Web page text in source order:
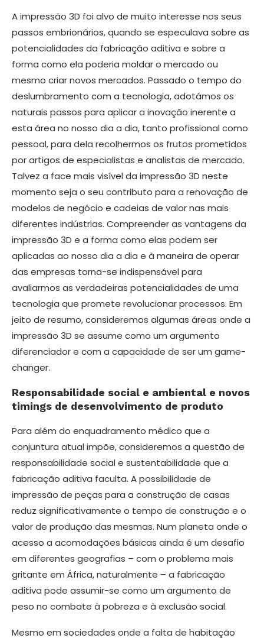
A impressão 3D foi alvo de muito interesse nos seus
passos embrionários, quando se especulava sobre as
potencialidades da fabricação aditiva e sobre a
forma como ela poderia moldar o mercado ou
mesmo criar novos mercados. Passado o tempo do
deslumbramento com a tecnologia, adotámos os
naturais passos para aplicar a inovação inerente a
esta área no nosso dia a dia, tanto profissional como
pessoal, para dela recolhermos os frutos prometidos
por artigos de especialistas e analistas de mercado.
Talvez a face mais visível da impressão 3D neste
momento seja o seu contributo para a renovação de
modelos de negócio e cadeias de valor nas mais
diferentes indústrias. Compreender as vantagens da
impressão 3D e a forma como elas podem ser
aplicadas ao nosso dia a dia e à maneira de operar
das empresas torna-se indispensável para
avaliarmos as verdadeiras potencialidades de uma
tecnologia que promete revolucionar processos. Em
jeito de resumo, consideremos algumas áreas onde a
impressão 3D se assume como um argumento
diferenciador e com a capacidade de ser um game-
changer.
Responsabilidade social e ambiental e novos
timings de desenvolvimento de produto
Para além do enquadramento médico que a
conjuntura atual impõe, consideremos a questão de
responsabilidade social e sustentabilidade que a
fabricação aditiva faculta. A possibilidade de
impressão de peças para a construção de casas
reduz significativamente o tempo de construção e o
valor de produção das mesmas. Num planeta onde o
acesso a acomodações básicas ainda é um desafio
em diferentes geografias – com o problema mais
gritante em África, naturalmente – a fabricação
aditiva pode assumir-se como um argumento de
peso no combate à pobreza e à exclusão social.
Mesmo em sociedades onde a falta de habitação